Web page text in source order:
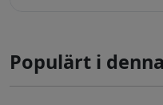
Populärt i